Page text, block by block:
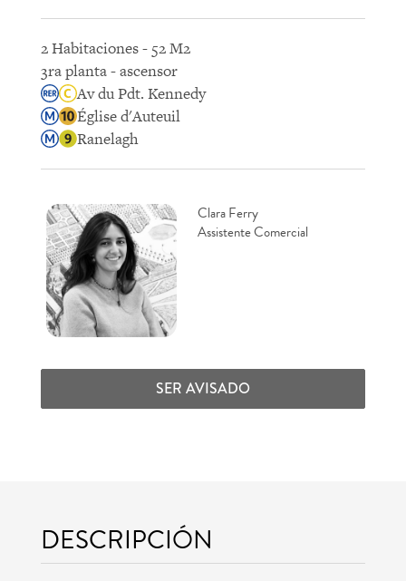
2 Habitaciones - 52 M2
3ra planta - ascensor
Av du Pdt. Kennedy
Église d'Auteuil
Ranelagh
Clara Ferry
Assistente Comercial
SER AVISADO
DESCRIPCIÓN